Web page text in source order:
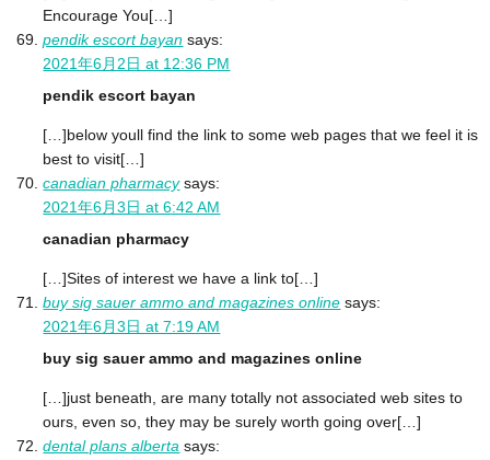
Encourage You[…]
pendik escort bayan says:
2021年6月2日 at 12:36 PM
pendik escort bayan
[…]below youll find the link to some web pages that we feel it is
best to visit[…]
canadian pharmacy says:
2021年6月3日 at 6:42 AM
canadian pharmacy
[…]Sites of interest we have a link to[…]
buy sig sauer ammo and magazines online says:
2021年6月3日 at 7:19 AM
buy sig sauer ammo and magazines online
[…]just beneath, are many totally not associated web sites to
ours, even so, they may be surely worth going over[…]
dental plans alberta says: